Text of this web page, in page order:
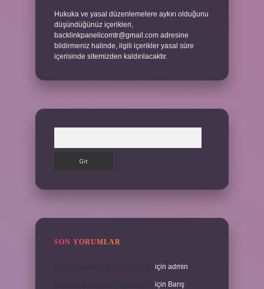
Hukuka ve yasal düzenlemelere aykırı olduğunu
düşündüğünüz içerikleri,
backlinkpanelicomtr@gmail.com adresine
bildirmeniz halinde, ilgili içerikler yasal süre
içerisinde sitemizden kaldırılacaktır.
SON YORUMLAR
için admin
için Barış